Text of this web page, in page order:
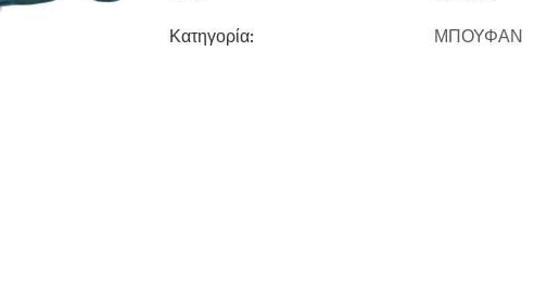
Κατηγορία: ΜΠΟΥΦΑΝ